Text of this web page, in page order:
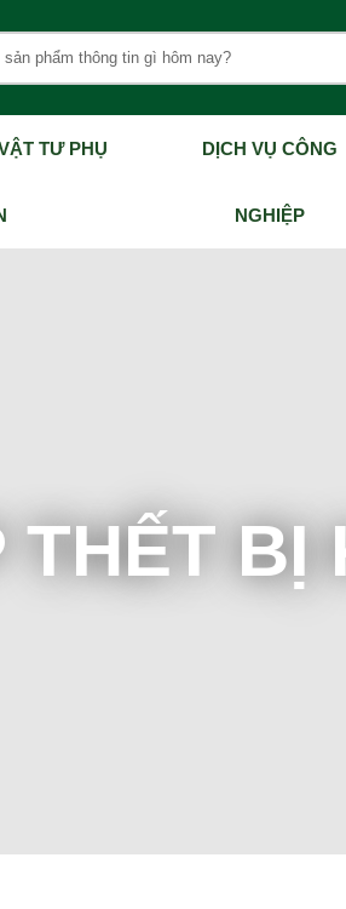
TƯ PHỤ DỊCH VỤ CÔNG
NGHIỆP
THẾT BỊ